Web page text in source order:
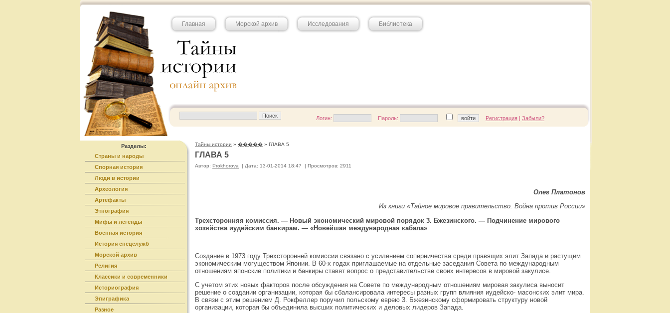
Главная Морской архив Исследования Библиотека
Логин: Пароль: Регистрация | Забыли?
Разделы:
Страны и народы
Спорная история
Люди в истории
Археология
Артефакты
Этнография
Мифы и легенды
Военная история
История спецслужб
Морской архив
Религия
Классики и современники
Историография
Эпиграфика
Разное
Тайны истории » ����� » ГЛАВА 5
ГЛАВА 5
Автор: Prokhorova | Дата: 13-01-2014 18:47 | Просмотров: 2911
Олег Платонов
Из книги «Тайное мировое правительство. Война против России»
Трехсторонняя комиссия. — Новый экономический мировой порядок 3. Бжезинского. — Подчинение мирового
хозяйства иудейским банкирам. — «Новейшая международная кабала»
Создание в 1973 году Трехсторонней комиссии связано с усилением соперничества среди правящих элит Запада и растущим
экономическим могуществом Японии. В 60-х годах приглашаемые на отдельные заседания Совета по международным
отношениям японские политики и банкиры ставят вопрос о представительстве своих интересов в мировой закулисе.
С учетом этих новых факторов после обсуждения на Совете по международным отношениям мировая закулиса выносит
решение о создании организации, которая бы сбалансировала интересы разных групп влияния иудейско- масонских элит мира.
В связи с этим решением Д. Рокфеллер поручил польскому еврею 3. Бжезинскому сформировать структуру новой
организации, которая бы объединила высших политических и деловых лидеров Запада.